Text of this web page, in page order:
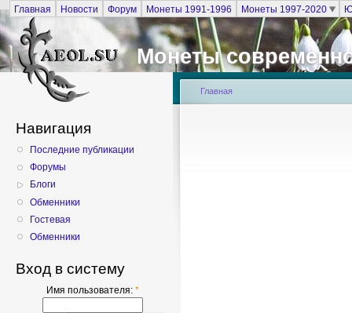
Главная Новости Форум Монеты 1991-1996 Монеты 1997-2020
Монеты
Навигация
Последние публикации
Форумы
Блоги
Обменники
Гостевая
Обменники
Вход в систему
Имя пользователя: *
Главная